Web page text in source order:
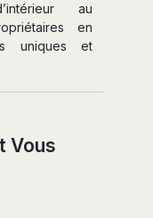
au
en
uniques et
Vous